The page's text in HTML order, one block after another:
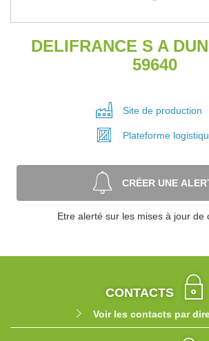
DELIFRANCE S A
59640
Site de production
Plateforme
CRÉER UNE
Etre alerté sur les mises à jour de
CONTACTS
Voir les contacts par